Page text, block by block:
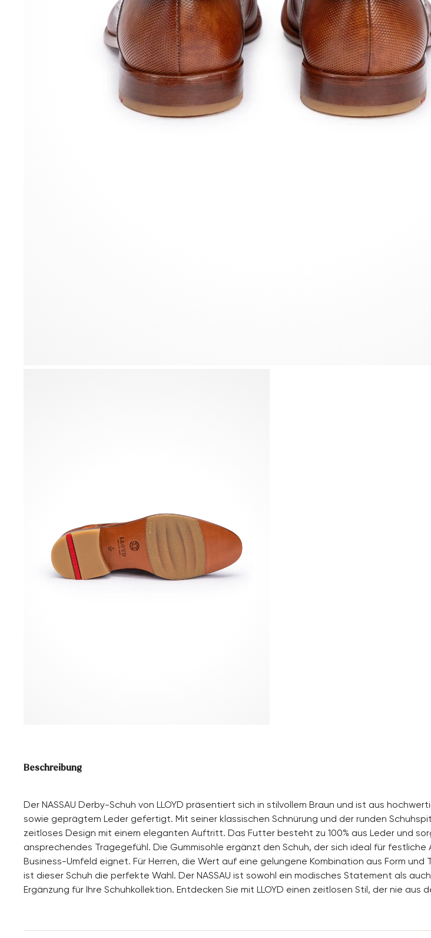
Beschreibung
Der NASSAU Derby-Schuh von LLOYD präsentiert sich in stilvollem Braun und ist aus
sowie geprägtem Leder gefertigt. Mit seiner klassischen Schnürung und der runden
zeitloses Design mit einem eleganten Auftritt. Das Futter besteht zu 100% aus Leder und
ansprechendes Tragegefühl. Die Gummisohle ergänzt den Schuh, der sich ideal für festliche
Business-Umfeld eignet. Für Herren, die Wert auf eine gelungene Kombination aus Form und
ist dieser Schuh die perfekte Wahl. Der NASSAU ist sowohl ein modisches Statement als
Ergänzung für Ihre Schuhkollektion. Entdecken Sie mit LLOYD einen zeitlosen Stil, der nie aus